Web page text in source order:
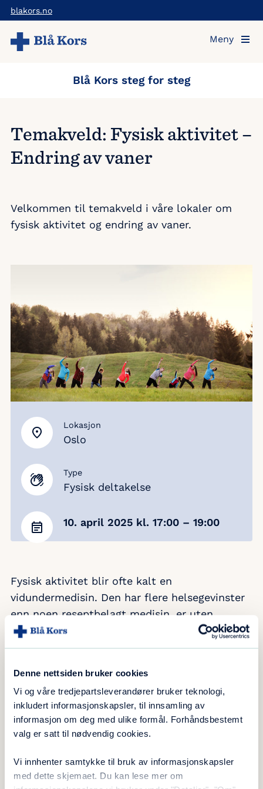
Denne nettsiden bruker cookies
Vi og våre tredjepartsleverandører bruker teknologi,
inkludert informasjonskapsler, til innsamling av
informasjon om deg med ulike formål. Forhåndsbestemt
valg er satt til nødvendig cookies.
Vi innhenter samtykke til bruk av informasjonskapsler
med dette skjemaet. Du kan lese mer om
Hopp
til
hovedinnholdet
blakors.no
Meny
Blå Kors steg for steg
Temakveld: Fysisk aktivitet –
Endring av vaner
Velkommen til temakveld i våre lokaler om
fysisk aktivitet og endring av vaner.
Lokasjon
Oslo
Type
Fysisk deltakelse
10. april 2025 kl. 17:00 – 19:00
Fysisk aktivitet blir ofte kalt en
vidundermedisin. Den har flere helsegevinster
enn noen reseptbelagt medisin, er uten
bivirkninger, og alltid tilgjengelig. Og den
funker veldig godt som forebyggende medisin.
det kan være en høy terskel for å trene eller
bli mer fysisk aktive. Vi ønsker å invitere til
temakveld for å sette fokus på fysisk aktivitet,
hva det gjør med kropp og hode, hvordan vi
treningsmål, eller sørge for at vi får nok fysisk
aktivitet i hverdagen. Vi har for tiden inne to